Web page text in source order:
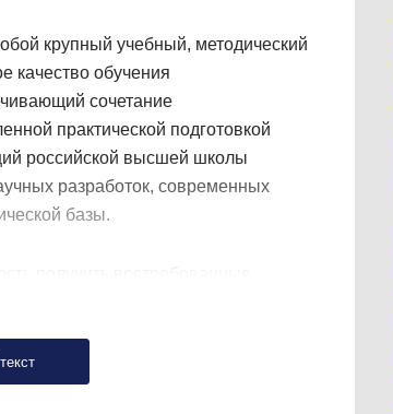
крупный учебный, методический
качество обучения
сочетание
практической подготовкой
российской высшей школы
разработок, современных
базы.
неизменно высоким спросом
деятельности. Они